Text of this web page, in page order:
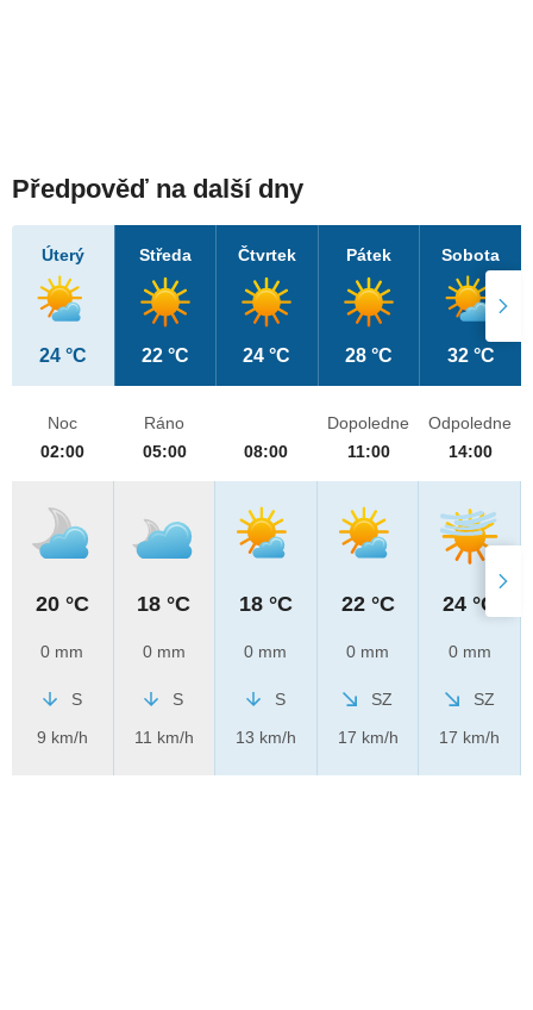
Předpověď na další dny
Úterý
24 °C
Středa
22 °C
Čtvrtek
24 °C
Pátek
28 °C
Sobota
32 °C
Noc
02:00
20 °C
0 mm
S
9 km/h
Ráno
05:00
18 °C
0 mm
S
11 km/h
08:00
18 °C
0 mm
S
13 km/h
Dopoledne
11:00
22 °C
0 mm
SZ
17 km/h
Odpoledne
14:00
24 °C
0 mm
SZ
17 km/h